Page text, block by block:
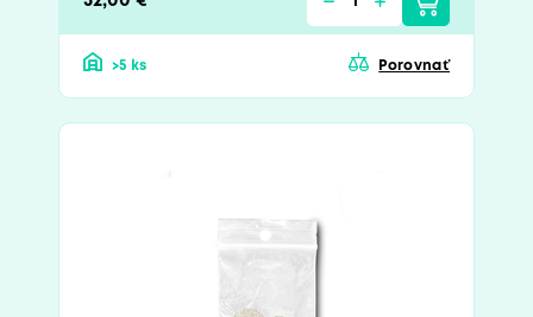
>5 ks Porovnať